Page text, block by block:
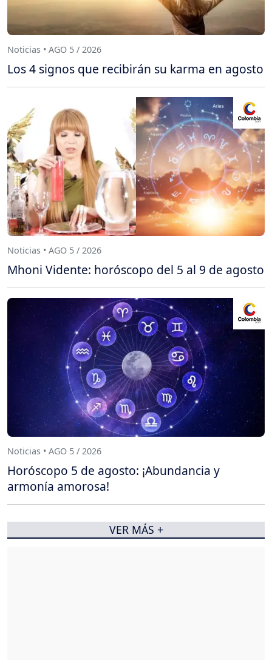
Noticias • AGO 5 / 2026
Los 4 signos que recibirán su karma en agosto
Noticias • AGO 5 / 2026
Mhoni Vidente: horóscopo del 5 al 9 de agosto
Noticias • AGO 5 / 2026
Horóscopo 5 de agosto: ¡Abundancia y
armonía amorosa!
VER MÁS +